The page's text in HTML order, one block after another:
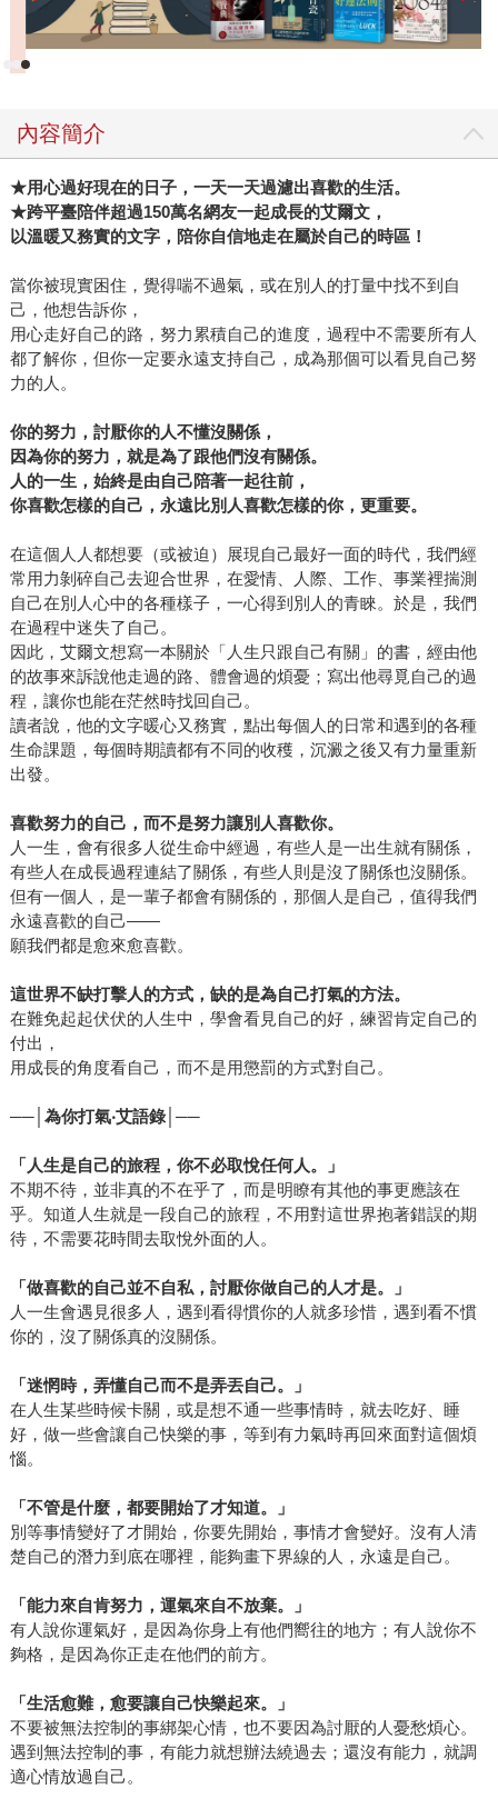
法親自宣傳自己的書。 後來在整理她的稿子時，我才有機會
一窺其內心。原來她在成為小黃司機前，發生了這麼多事
光明，我相信你也一定可以」。雖然她無法親自訴說自己的
故事，但她在書中展現強大正能量，就算只是透過文字，我
相信還是能幫助有需要的人。 不論你是對計程車行業有興
趣，想了解女性司機的日常，或單純只是人生感到迷惘、不
安，想尋找新方向，我都推薦你可以閱讀這本書。套句推薦
人王國春老師所說的：「並不是每個人都願意寫，也不是每
個人都有能力寫，這樣的自我揭露，是需要非常大的勇氣，
所以，我稱這本書為勇氣之書。」 願王婧的勇氣能鼓舞你，
度過黑暗，看見光明。
內容簡介
★用心過好現在的日子，一天一天過濾出喜歡的生活。
★跨平臺陪伴超過150萬名網友一起成長的艾爾文，
以溫暖又務實的文字，陪你自信地走在屬於自己的時區！
當你被現實困住，覺得喘不過氣，或在別人的打量中找不到自
己，他想告訴你，
用心走好自己的路，努力累積自己的進度，過程中不需要所有人
都了解你，但你一定要永遠支持自己，成為那個可以看見自己努
力的人。
你的努力，討厭你的人不懂沒關係，
因為你的努力，就是為了跟他們沒有關係。
人的一生，始終是由自己陪著一起往前，
你喜歡怎樣的自己，永遠比別人喜歡怎樣的你，更重要。
在這個人人都想要（或被迫）展現自己最好一面的時代，我們經
常用力剝碎自己去迎合世界，在愛情、人際、工作、事業裡揣測
自己在別人心中的各種樣子，一心得到別人的青睞。於是，我們
在過程中迷失了自己。
因此，艾爾文想寫一本關於「人生只跟自己有關」的書，經由他
的故事來訴說他走過的路、體會過的煩憂；寫出他尋覓自己的過
程，讓你也能在茫然時找回自己。
讀者說，他的文字暖心又務實，點出每個人的日常和遇到的各種
生命課題，每個時期讀都有不同的收穫，沉澱之後又有力量重新
出發。
喜歡努力的自己，而不是努力讓別人喜歡你。
人一生，會有很多人從生命中經過，有些人是一出生就有關係，
有些人在成長過程連結了關係，有些人則是沒了關係也沒關係。
但有一個人，是一輩子都會有關係的，那個人是自己，值得我們
永遠喜歡的自己——
願我們都是愈來愈喜歡。
這世界不缺打擊人的方式，缺的是為自己打氣的方法。
在難免起起伏伏的人生中，學會看見自己的好，練習肯定自己的
付出，
用成長的角度看自己，而不是用懲罰的方式對自己。
──│ 為你打氣‧艾語錄│──
「 人生是自己的旅程，你不必取悅任何人。」
不期不待，並非真的不在乎了，而是明瞭有其他的事更應該在
乎。知道人生就是一段自己的旅程，不用對這世界抱著錯誤的期
待，不需要花時間去取悅外面的人。
「做喜歡的自己並不自私，討厭你做自己的人才是。」
人一生會遇見很多人，遇到看得慣你的人就多珍惜，遇到看不慣
你的，沒了關係真的沒關係。
「迷惘時，弄懂自己而不是弄丟自己。
」
在人生某些時候卡關，或是想不通一些事情時，就去吃好、睡
好，做一些會讓自己快樂的事，等到有力氣時再回來面對這個煩
惱。
「不管是什麼，都要開始了才知道。
」
別等事情變好了才開始，你要先開始，事情才會變好。沒有人清
楚自己的潛力到底在哪裡，能夠畫下界線的人，永遠是自己。
「能力來自肯努力，運氣來自不放棄。
」
有人說你運氣好，是因為你身上有他們嚮往的地方；有人說你不
夠格，是因為你正走在他們的前方。
「生活愈難，愈要讓自己快樂起來。
」
不要被無法控制的事綁架心情，也不要因為討厭的人憂愁煩心。
遇到無法控制的事，有能力就想辦法繞過去；還沒有能力，就調
適心情放過自己。